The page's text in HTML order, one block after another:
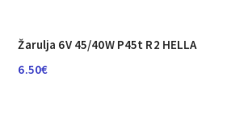
Žarulja 6V 45/40W P45t R2 HELLA
6.50€